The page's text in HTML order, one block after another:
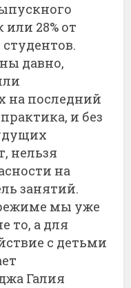
или 28% от
давно,
на последний
и без
нельзя
на
занятий.
мы уже
то, а для
с детьми
Галия